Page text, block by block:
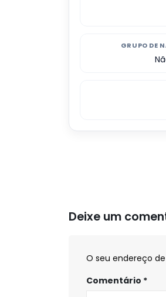
GRUPO DE
Deixe um
O seu endereço
Comentário *